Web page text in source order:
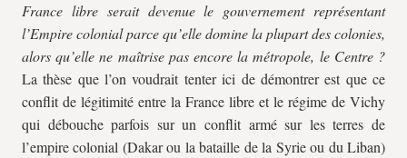
France libre serait devenue le gouvernement représentant
l’Empire colonial parce qu’elle domine la plupart des colonies,
alors qu’elle ne maîtrise pas encore la métropole, le Centre ?
La thèse que l’on voudrait tenter ici de démontrer est que ce
conflit de légitimité entre la France libre et le régime de Vichy
qui débouche parfois sur un conflit armé sur les terres de
l’empire colonial (Dakar ou la bataille de la Syrie ou du Liban)